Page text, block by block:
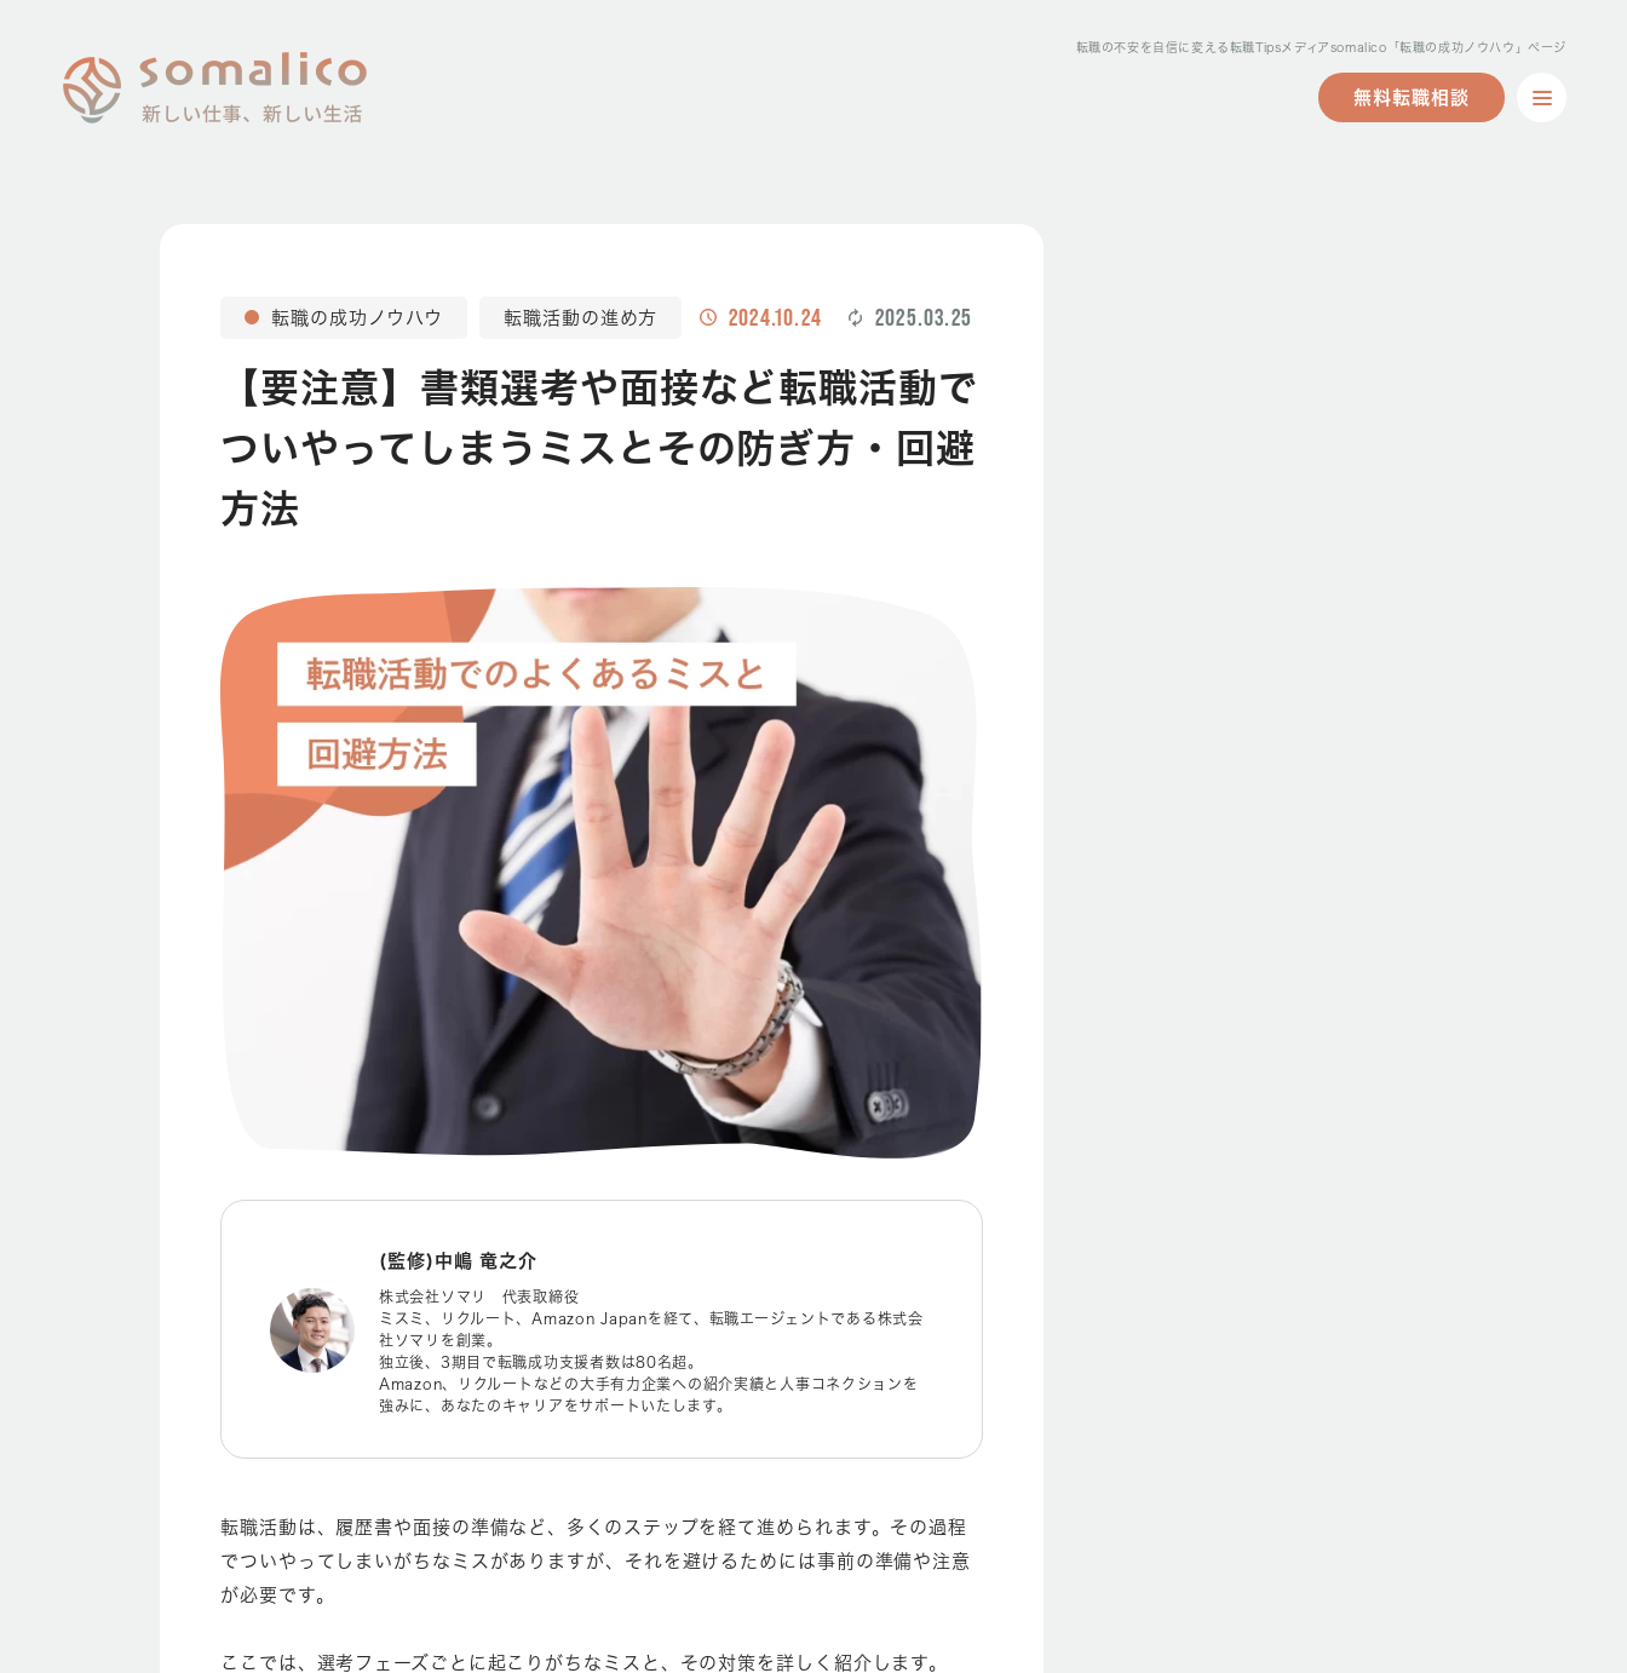
転職の不安を自信に変える転職Tipsメディアsomalico「転職の成功ノウハウ」ページ
無料転職相談
無料転職相談
転職の成功ノウハウ 転職活動の進め方 2024.10.24 2025.03.25
【要注意】書類選考や面接など転職活動で
ついやってしまうミスとその防ぎ方・回避
方法
(監修)中嶋 竜之介
株式会社ソマリ 代表取締役
ミスミ、リクルート、Amazon Japanを経て、転職エージェントである株式会
社ソマリを創業。
独立後、3期目で転職成功支援者数は80名超。
Amazon、リクルートなどの大手有力企業への紹介実績と人事コネクションを
強みに、あなたのキャリアをサポートいたします。
転職活動は、履歴書や面接の準備など、多くのステップを経て進められます。その過程
でついやってしまいがちなミスがありますが、それを避けるためには事前の準備や注意
が必要です。
ここでは、選考フェーズごとに起こりがちなミスと、その対策を詳しく紹介します。